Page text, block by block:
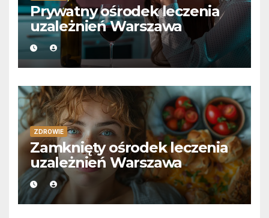
Prywatny ośrodek leczenia
uzależnień Warszawa
ZDROWIE
Zamknięty ośrodek leczenia
uzależnień Warszawa